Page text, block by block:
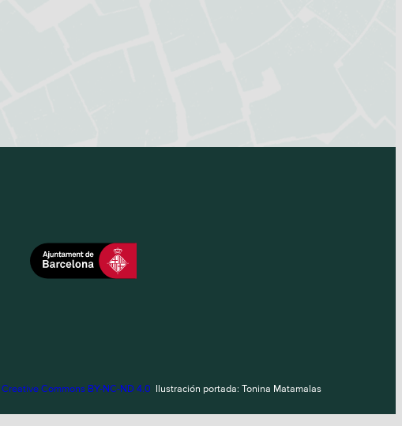
Creative Commons BY-NC-ND 4.0 Ilustración portada: Tonina Matamalas